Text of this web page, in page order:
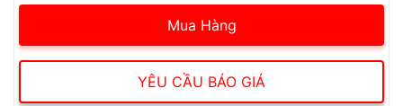
Mua Hàng
YÊU CẦU BÁO GIÁ